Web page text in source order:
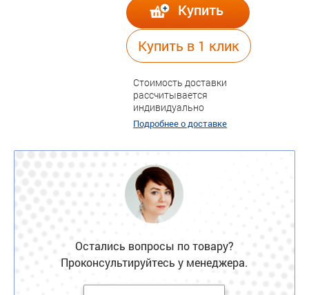
Купить
Купить в 1 клик
Стоимость доставки
рассчитывается
индивидуально
Подробнее о доставке
Остались вопросы по товару?
Проконсультируйтесь у менеджера.